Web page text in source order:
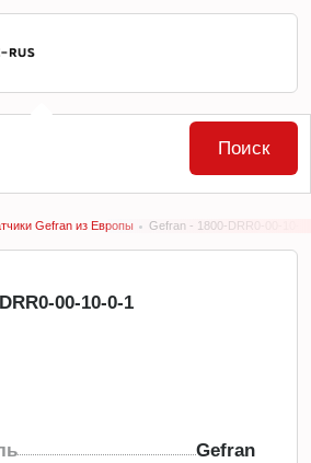
Gefran из Европы Gefran - 1800-DRR0-00-10-
00-10-0-1
Gefran
Поиск